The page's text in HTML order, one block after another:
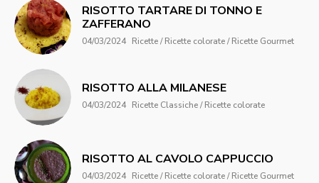
RISOTTO TARTARE DI TONNO E
ZAFFERANO
04/03/2024 Ricette / Ricette colorate / Ricette Gourmet
RISOTTO ALLA MILANESE
04/03/2024 Ricette Classiche / Ricette colorate
RISOTTO AL CAVOLO CAPPUCCIO
04/03/2024 Ricette / Ricette colorate / Ricette Gourmet